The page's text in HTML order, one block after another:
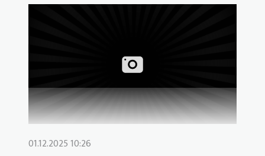
01.12.2025 10:26